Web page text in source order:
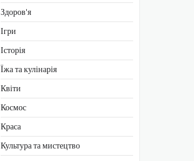
Здоров'я
Ігри
Історія
Їжа та кулінарія
Квіти
Космос
Краса
Культура та мистецтво